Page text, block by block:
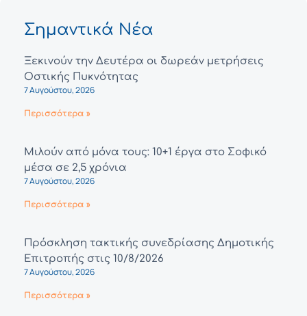
Σημαντικά Νέα
Ξεκινούν την Δευτέρα οι δωρεάν μετρήσεις
Οστικής Πυκνότητας
7 Αυγούστου, 2026
Περισσότερα »
Μιλούν από μόνα τους: 10+1 έργα στο Σοφικό
μέσα σε 2,5 χρόνια
7 Αυγούστου, 2026
Περισσότερα »
Πρόσκληση τακτικής συνεδρίασης Δημοτικής
Επιτροπής στις 10/8/2026
7 Αυγούστου, 2026
Περισσότερα »